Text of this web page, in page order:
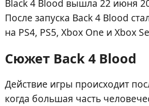
Black 4 Blood вышла 22 июня
После запуска Back 4 Blood
на PS4, PS5, Xbox One и Xbox
Сюжет Back 4 Blood
Действие игры происходит
когда большая часть